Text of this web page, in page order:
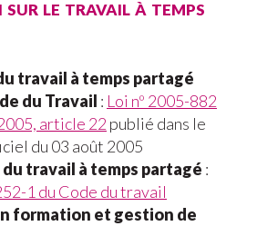
sur le travail à temps
travail à temps partagé
du Travail : Loi nº 2005-882
article 22 publié dans le
du 03 août 2005
travail à temps partagé :
1 du Code du travail
formation et gestion de